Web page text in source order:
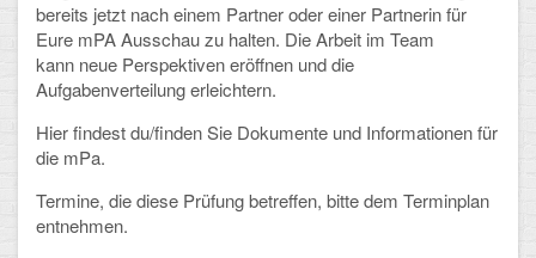
Kollegium
Schulleitung
Schülervertretung
Gesamtelternvertretung
bereits jetzt nach einem Partner oder einer Partnerin für
Eure mPA Ausschau zu halten. Die Arbeit im Team
kann neue Perspektiven eröffnen und die
Aufgabenverteilung erleichtern.
Hier findest du/finden Sie Dokumente und Informationen für
die mPa.
Termine, die diese Prüfung betreffen, bitte dem Terminplan
entnehmen.